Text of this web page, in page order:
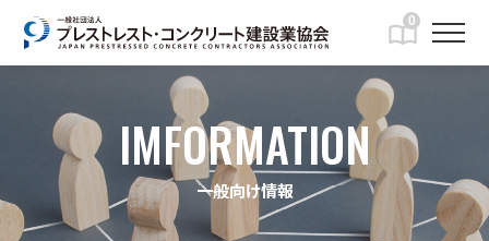
0
IMFORMATION
一般向け情報